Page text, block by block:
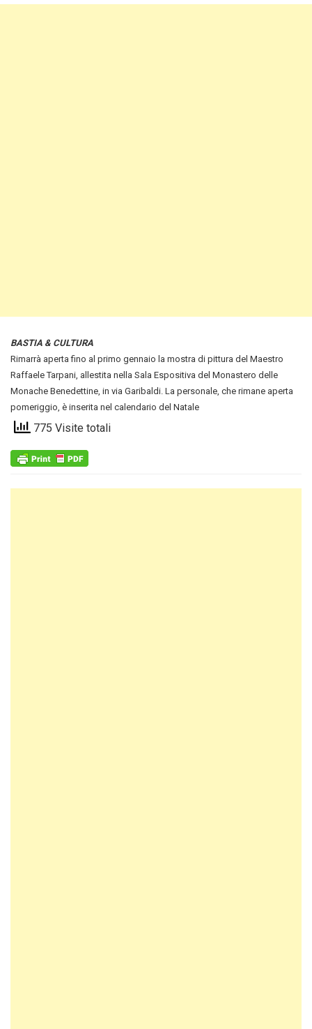
BASTIA & CULTURA
Rimarrà aperta fino al primo gennaio la mostra di pittura del Maestro
Raffaele Tarpani, allestita nella Sala Espositiva del Monastero delle
Monache Benedettine, in via Garibaldi. La personale, che rimane aperta
pomeriggio, è inserita nel calendario del Natale
775 Visite totali